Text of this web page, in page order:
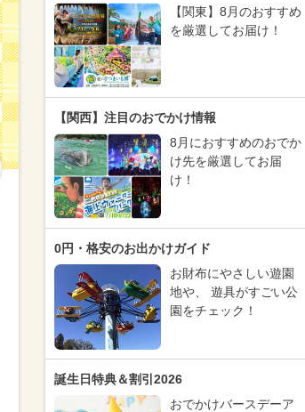
【関東】8月のおすすめ
を厳選してお届け！
【関西】注目のおでかけ情報
8月におすすめのおでか
け先を厳選してお届
け！
0円・格安のお出かけガイド
お財布にやさしい遊園
地や、 遊具がすごい公
園をチェック！
誕生日特典＆割引2026
おでかけバースデーア